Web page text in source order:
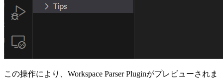
この操作により、Workspace Parser Pluginがプレビューされま